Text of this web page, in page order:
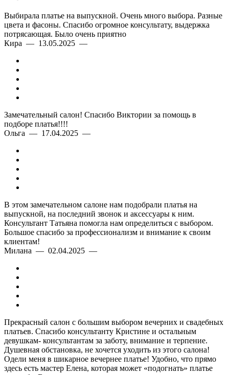
Выбирала платье на выпускной. Очень много выбора. Разные
цвета и фасоны. Спасибо огромное консультату, выдержка
потрясающая. Было очень приятно
Кира — 13.05.2025 —
Замечательный салон! Спасибо Виктории за помощь в
подборе платья!!!!
Ольга — 17.04.2025 —
В этом замечательном салоне нам подобрали платья на
выпускной, на последний звонок и аксессуары к ним.
Консультант Татьяна помогла нам определиться с выбором.
Большое спасибо за профессионализм и внимание к своим
клиентам!
Милана — 02.04.2025 —
Прекрасный салон с большим выбором вечерних и свадебных
платьев. Спасибо консультанту Кристине и остальным
девушкам- консультантам за заботу, внимание и терпение.
Душевная обстановка, не хочется уходить из этого салона!
Одели меня в шикарное вечернее платье! Удобно, что прямо
здесь есть мастер Елена, которая может «подогнать» платье